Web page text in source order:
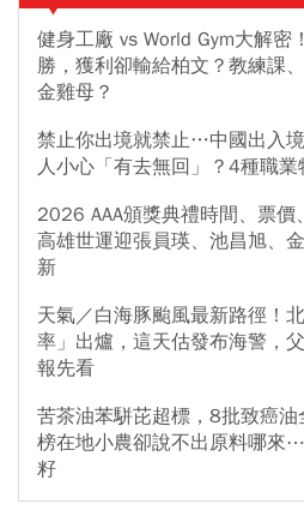
健身工廠 vs World Gym大解密
勝，獲利卻輸給柏文？教練課
金雞母？
禁止你出境就禁止…中國出入
人小心「有去無回」？4種職
2026 AAA頒獎典禮時間、票價
高雄世運迎張員瑛、池昌旭、
新
天氣／白海豚颱風最新路徑！
率」出爐，這天估發布海警，
報先看
苦茶油苯駢芘超標，8批致癌
榜在地小農卻說不出原料哪來
籽